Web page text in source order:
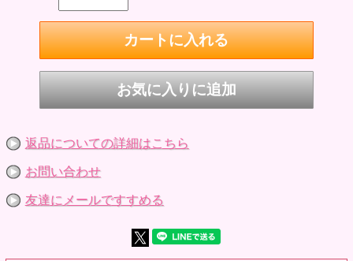
返品についての詳細はこちら
お問い合わせ
友達にメールですすめる